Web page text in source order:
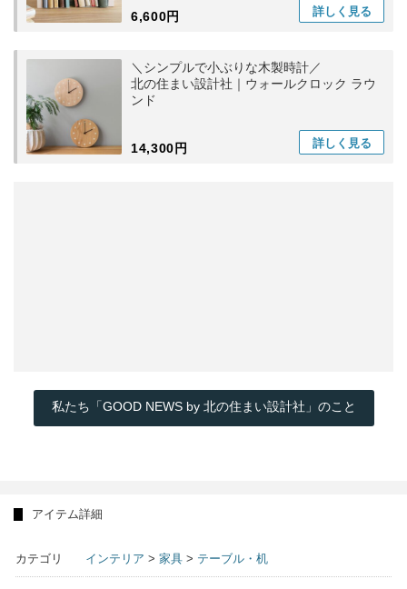
6,600円 詳しく 見る
＼シンプルで小ぶりな木製時計／
北の住まい設計社｜ウォールクロック ラウ
ンド
14,300円 詳しく 見る
私たち「GOOD NEWS by 北の住まい設計社」のこと
アイテム詳細
カテゴリ インテリア > 家具 > テーブル・机